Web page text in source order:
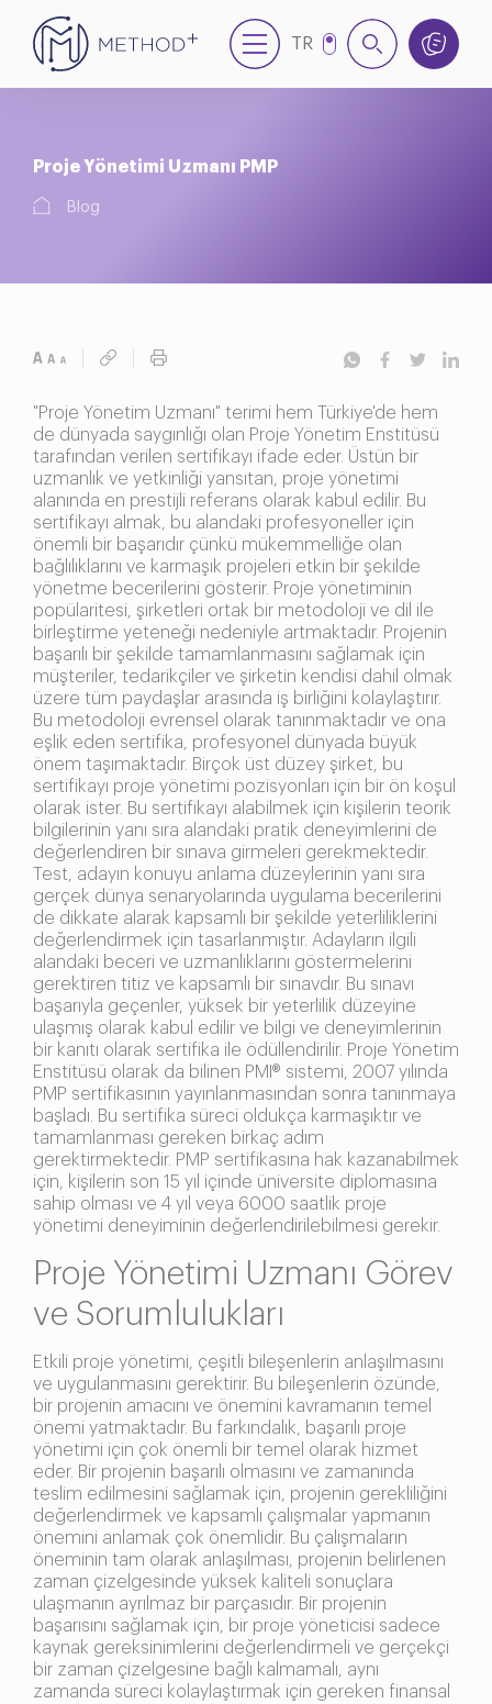
TR
Proje Yönetimi Uzmanı PMP
Blog
"Proje Yönetim Uzmanı" terimi hem Türkiye'de hem
de dünyada saygınlığı olan Proje Yönetim Enstitüsü
tarafından verilen sertifikayı ifade eder. Üstün bir
uzmanlık ve yetkinliği yansıtan, proje yönetimi
alanında en prestijli referans olarak kabul edilir. Bu
sertifikayı almak, bu alandaki profesyoneller için
önemli bir başarıdır çünkü mükemmelliğe olan
bağlılıklarını ve karmaşık projeleri etkin bir şekilde
yönetme becerilerini gösterir. Proje yönetiminin
popülaritesi, şirketleri ortak bir metodoloji ve dil ile
birleştirme yeteneği nedeniyle artmaktadır. Projenin
başarılı bir şekilde tamamlanmasını sağlamak için
müşteriler, tedarikçiler ve şirketin kendisi dahil olmak
üzere tüm paydaşlar arasında iş birliğini kolaylaştırır.
Bu metodoloji evrensel olarak tanınmaktadır ve ona
eşlik eden sertifika, profesyonel dünyada büyük
önem taşımaktadır. Birçok üst düzey şirket, bu
sertifikayı proje yönetimi pozisyonları için bir ön koşul
olarak ister. Bu sertifikayı alabilmek için kişilerin teorik
bilgilerinin yanı sıra alandaki pratik deneyimlerini de
değerlendiren bir sınava girmeleri gerekmektedir.
Test, adayın konuyu anlama düzeylerinin yanı sıra
gerçek dünya senaryolarında uygulama becerilerini
de dikkate alarak kapsamlı bir şekilde yeterliliklerini
değerlendirmek için tasarlanmıştır. Adayların ilgili
alandaki beceri ve uzmanlıklarını göstermelerini
gerektiren titiz ve kapsamlı bir sınavdır. Bu sınavı
başarıyla geçenler, yüksek bir yeterlilik düzeyine
ulaşmış olarak kabul edilir ve bilgi ve deneyimlerinin
bir kanıtı olarak sertifika ile ödüllendirilir. Proje Yönetim
Enstitüsü olarak da bilinen PMI® sistemi, 2007 yılında
PMP sertifikasının yayınlanmasından sonra tanınmaya
başladı. Bu sertifika süreci oldukça karmaşıktır ve
tamamlanması gereken birkaç adım
gerektirmektedir. PMP sertifikasına hak kazanabilmek
için, kişilerin son 15 yıl içinde üniversite diplomasına
sahip olması ve 4 yıl veya 6000 saatlik proje
yönetimi deneyiminin değerlendirilebilmesi gerekir.
Proje Yönetimi Uzmanı Görev
ve Sorumlulukları
Etkili proje yönetimi, çeşitli bileşenlerin anlaşılmasını
ve uygulanmasını gerektirir. Bu bileşenlerin özünde,
bir projenin amacını ve önemini kavramanın temel
önemi yatmaktadır. Bu farkındalık, başarılı proje
yönetimi için çok önemli bir temel olarak hizmet
eder. Bir projenin başarılı olmasını ve zamanında
teslim edilmesini sağlamak için, projenin gerekliliğini
değerlendirmek ve kapsamlı çalışmalar yapmanın
önemini anlamak çok önemlidir. Bu çalışmaların
öneminin tam olarak anlaşılması, projenin belirlenen
zaman çizelgesinde yüksek kaliteli sonuçlara
ulaşmanın ayrılmaz bir parçasıdır. Bir projenin
başarısını sağlamak için, bir proje yöneticisi sadece
kaynak gereksinimlerini değerlendirmeli ve gerçekçi
bir zaman çizelgesine bağlı kalmamalı, aynı
zamanda süreci kolaylaştırmak için gereken finansal